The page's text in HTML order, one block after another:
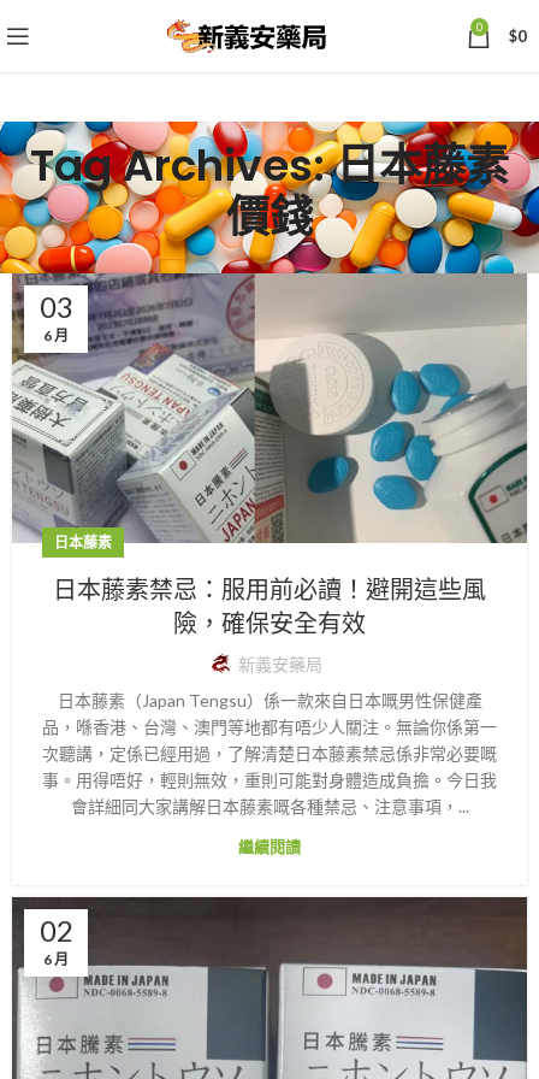
0 $0
Tag Archives: 日本藤素
價錢
03
6 月
日本藤素
日本藤素禁忌：服用前必讀！避開這些風
險，確保安全有效
新義安藥局
日本藤素（Japan Tengsu）係一款來自日本嘅男性保健產
品，喺香港、台灣、澳門等地都有唔少人關注。無論你係第一
次聽講，定係已經用過，了解清楚日本藤素禁忌係非常必要嘅
事。用得唔好，輕則無效，重則可能對身體造成負擔。今日我
會詳細同大家講解日本藤素嘅各種禁忌、注意事項，...
繼續閱讀
02
6 月